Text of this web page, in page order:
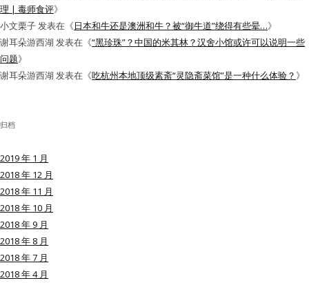
用户名或Email
密码
理 | 毒师食评》
小文栗子发表在《日本和牛还是澳洲和牛？被“御牛道”绕得有些晕…》
谢耳朵游西湖 发表在《“黑珍珠”？中国的米其林？汉舍小馆或许可以说明一些
问题》
谢耳朵游西湖 发表在《吃杭州本地顶级素斋“灵隐斋菜馆”是一种什么体验？ 》
归档
2019 年 1 月
2018 年 12 月
2018 年 11 月
2018 年 10 月
2018 年 9 月
2018 年 8 月
2018 年 7 月
2018 年 4 月